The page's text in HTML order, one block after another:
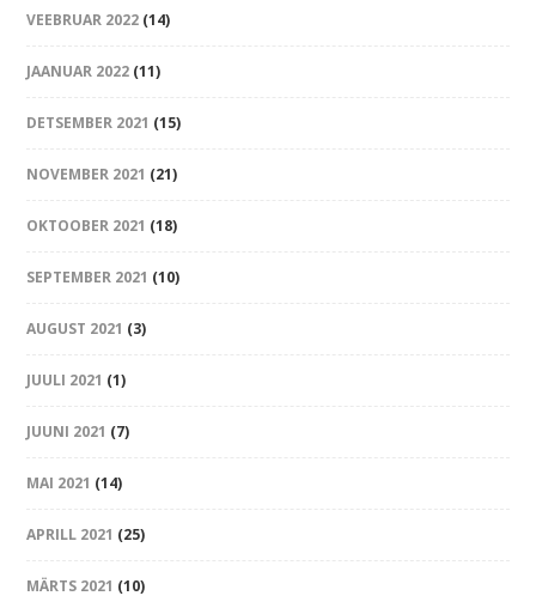
VEEBRUAR 2022 (14)
JAANUAR 2022 (11)
DETSEMBER 2021 (15)
NOVEMBER 2021 (21)
OKTOOBER 2021 (18)
SEPTEMBER 2021 (10)
AUGUST 2021 (3)
JUULI 2021 (1)
JUUNI 2021 (7)
MAI 2021 (14)
APRILL 2021 (25)
MÄRTS 2021 (10)